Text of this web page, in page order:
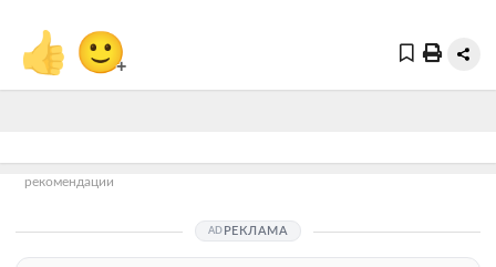
👍 🙂+
рекомендации
РЕКЛАМА